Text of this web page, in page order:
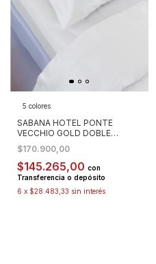
5 colores
SABANA HOTEL PONTE
VECCHIO GOLD DOBLE
FESTON 500 H QUEEN
$170.900,00
$145.265,00 con
Transferencia o depósito
6 x $28.483,33 sin interés